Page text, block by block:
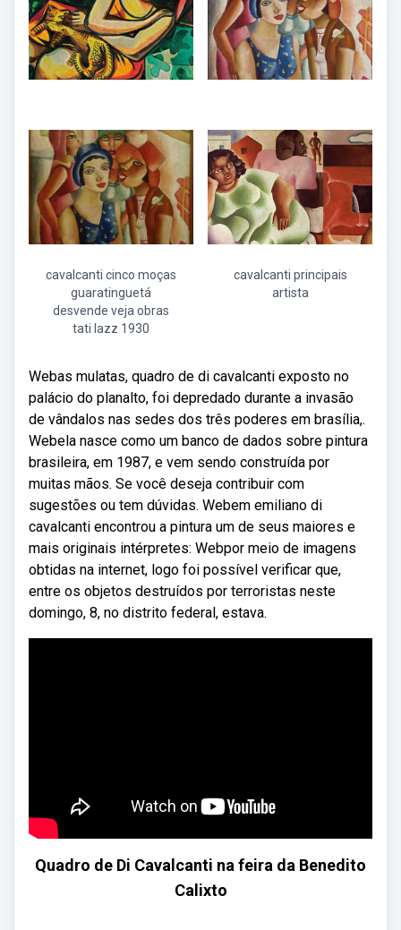
cavalcanti cinco moças
guaratinguetá
desvende veja obras
tati lazz 1930
cavalcanti principais
artista
Webas mulatas, quadro de di cavalcanti exposto no
palácio do planalto, foi depredado durante a invasão
de vândalos nas sedes dos três poderes em brasília,.
Webela nasce como um banco de dados sobre pintura
brasileira, em 1987, e vem sendo construída por
muitas mãos. Se você deseja contribuir com
sugestões ou tem dúvidas. Webem emiliano di
cavalcanti encontrou a pintura um de seus maiores e
mais originais intérpretes: Webpor meio de imagens
obtidas na internet, logo foi possível verificar que,
entre os objetos destruídos por terroristas neste
domingo, 8, no distrito federal, estava.
Quadro de Di Cavalcanti na feira da Benedito
Calixto